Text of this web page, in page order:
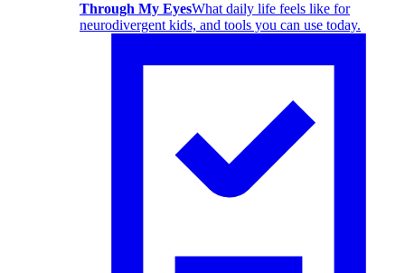
Through My EyesWhat daily life feels like for
neurodivergent kids, and tools you can use today.